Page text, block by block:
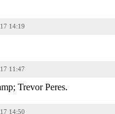
14:19
11:47
Trevor Peres.
14:50